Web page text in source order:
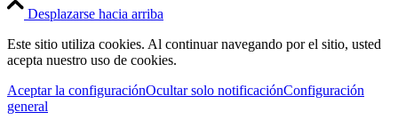
Desplazarse hacia arriba
Este sitio utiliza cookies. Al continuar navegando por el sitio, usted
acepta nuestro uso de cookies.
Aceptar la configuraciónOcultar solo notificaciónConfiguración
general